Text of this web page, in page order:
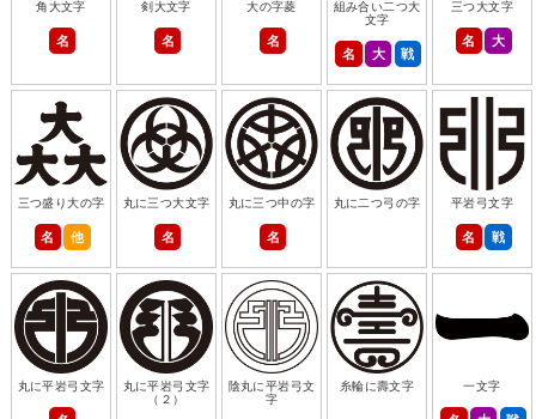
角大文字
名
剣大文字
名
大の字菱
名
組み合い二つ大
文字
名 大 戦
三つ大文字
名 大
三つ盛り大の字
名 他
丸に三つ大文字
名
丸に三つ中の字
名
丸に二つ弓の字 平岩弓文字
名 戦
丸に平岩弓文字
丸に平岩弓文字
（２）
陰丸に平岩弓文
字
糸輪に壽文字 一文字